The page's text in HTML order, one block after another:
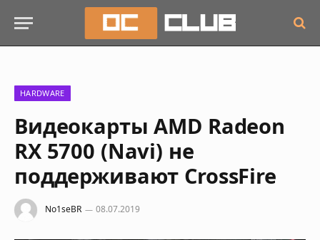
HARDWARE
Видеокарты AMD Radeon
RX 5700 (Navi) не
поддерживают CrossFire
No1seBR 08.07.2019